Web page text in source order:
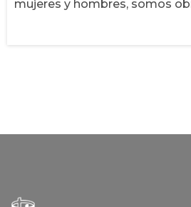
mujeres y hombres, somos